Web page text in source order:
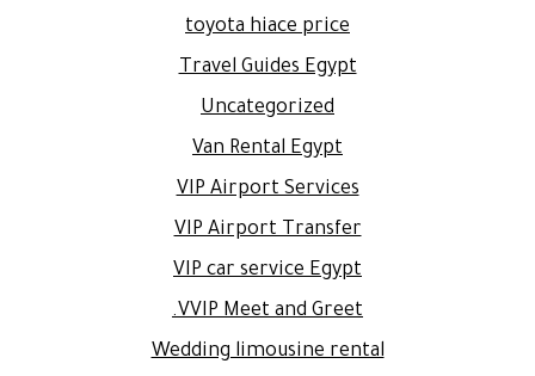
toyota hiace price
Travel Guides Egypt
Uncategorized
Van Rental Egypt
VIP Airport Services
VIP Airport Transfer
VIP car service Egypt
VVIP Meet and Greet.
Wedding limousine rental